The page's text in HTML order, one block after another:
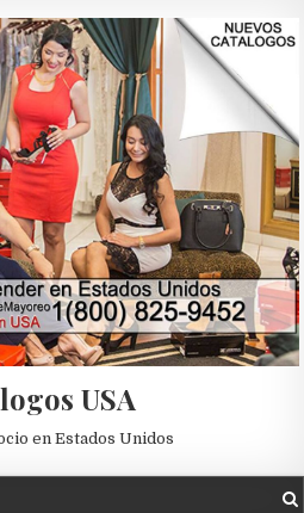
USA
en Estados Unidos